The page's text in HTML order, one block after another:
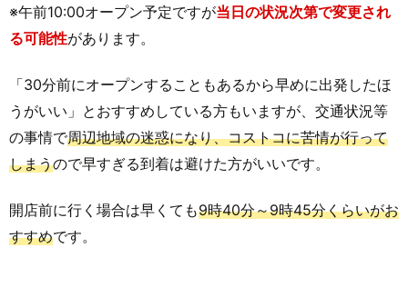
※午前10:00オープン予定ですが当日の状況次第で変更され
る可能性があります。
「30分前にオープンすることもあるから早めに出発したほ
うがいい」とおすすめしている方もいますが、交通状況等
の事情で周辺地域の迷惑になり、コストコに苦情が行って
しまうので早すぎる到着は避けた方がいいです。
開店前に行く場合は早くても9時40分～9時45分くらいがお
すすめです。